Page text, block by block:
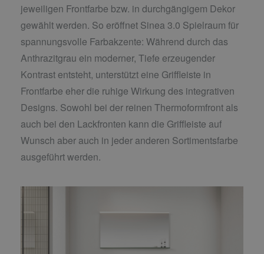
jeweiligen Frontfarbe bzw. in durchgängigem Dekor
gewählt werden. So eröffnet Sinea 3.0 Spielraum für
spannungsvolle Farbakzente: Während durch das
Anthrazitgrau ein moderner, Tiefe erzeugender
Kontrast entsteht, unterstützt eine Griffleiste in
Frontfarbe eher die ruhige Wirkung des integrativen
Designs. Sowohl bei der reinen Thermoformfront als
auch bei den Lackfronten kann die Griffleiste auf
Wunsch aber auch in jeder anderen Sortimentsfarbe
ausgeführt werden.